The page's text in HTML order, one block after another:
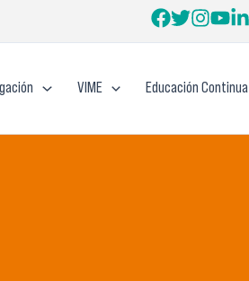
VIME Educación Continua